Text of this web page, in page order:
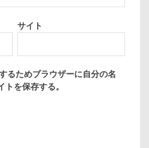
サイト
るためブラウザーに自分の名
を保存する。